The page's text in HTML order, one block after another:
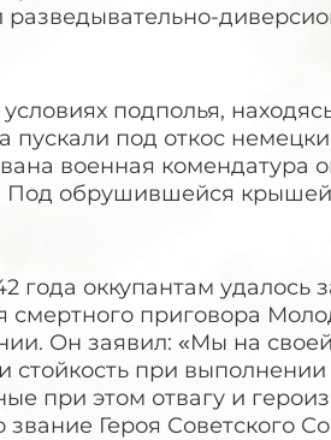
разведывательно-
подполья,
пускали под откос
военная комендатура
Под обрушившейся крышей
года оккупантам удалось
смертного приговора
Он заявил: «Мы на
стойкость при
при этом отвагу и
звание Героя Советского